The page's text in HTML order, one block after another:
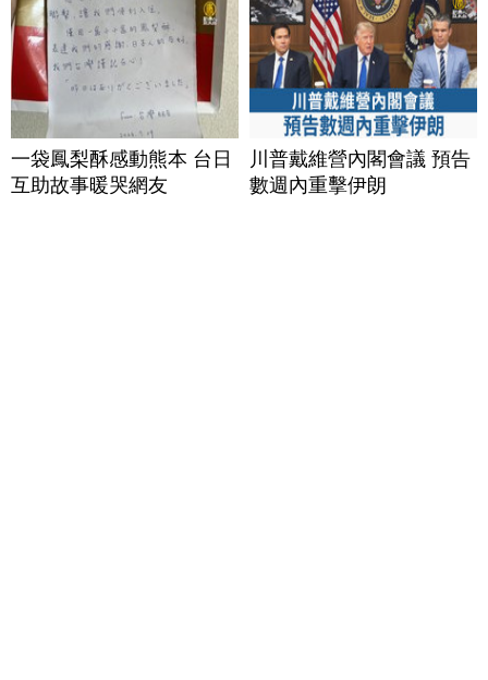
一袋鳳梨酥感動熊本 台日
互助故事暖哭網友
川普戴維營內閣會議 預告
數週內重擊伊朗